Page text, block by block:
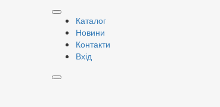
Каталог
Новини
Контакти
Вхід
Застосувати